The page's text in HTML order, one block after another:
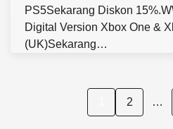
PS5Sekarang Diskon
Digital Version Xbox One &
(UK)Sekarang…
2 …